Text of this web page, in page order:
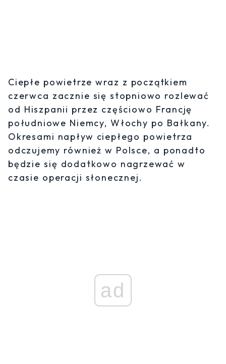
Ciepłe powietrze wraz z początkiem
czerwca zacznie się stopniowo rozlewać
od Hiszpanii przez częściowo Francję
południowe Niemcy, Włochy po Bałkany.
Okresami napływ ciepłego powietrza
odczujemy również w Polsce, a ponadto
będzie się dodatkowo nagrzewać w
czasie operacji słonecznej.
ad